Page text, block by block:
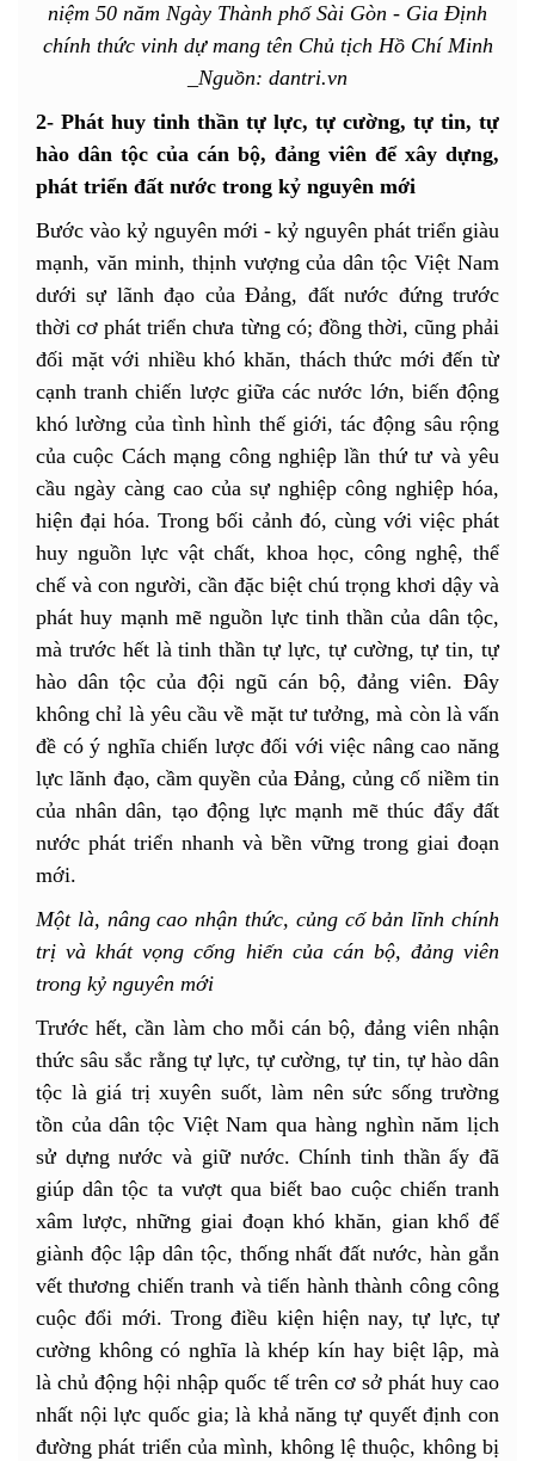
niệm 50 năm Ngày Thành phố Sài Gòn - Gia Định
chính thức vinh dự mang tên Chủ tịch Hồ Chí Minh
_Nguồn: dantri.vn
2- Phát huy tinh thần tự lực, tự cường, tự tin, tự
hào dân tộc của cán bộ, đảng viên để xây dựng,
phát triển đất nước trong kỷ nguyên mới
Bước vào kỷ nguyên mới - kỷ nguyên phát triển giàu
mạnh, văn minh, thịnh vượng của dân tộc Việt Nam
dưới sự lãnh đạo của Đảng, đất nước đứng trước
thời cơ phát triển chưa từng có; đồng thời, cũng phải
đối mặt với nhiều khó khăn, thách thức mới đến từ
cạnh tranh chiến lược giữa các nước lớn, biến động
khó lường của tình hình thế giới, tác động sâu rộng
của cuộc Cách mạng công nghiệp lần thứ tư và yêu
cầu ngày càng cao của sự nghiệp công nghiệp hóa,
hiện đại hóa. Trong bối cảnh đó, cùng với việc phát
huy nguồn lực vật chất, khoa học, công nghệ, thể
chế và con người, cần đặc biệt chú trọng khơi dậy và
phát huy mạnh mẽ nguồn lực tinh thần của dân tộc,
mà trước hết là tinh thần tự lực, tự cường, tự tin, tự
hào dân tộc của đội ngũ cán bộ, đảng viên. Đây
không chỉ là yêu cầu về mặt tư tưởng, mà còn là vấn
đề có ý nghĩa chiến lược đối với việc nâng cao năng
lực lãnh đạo, cầm quyền của Đảng, củng cố niềm tin
của nhân dân, tạo động lực mạnh mẽ thúc đẩy đất
nước phát triển nhanh và bền vững trong giai đoạn
mới.
Một là, nâng cao nhận thức, củng cố bản lĩnh chính
trị và khát vọng cống hiến của cán bộ, đảng viên
trong kỷ nguyên mới
Trước hết, cần làm cho mỗi cán bộ, đảng viên nhận
thức sâu sắc rằng tự lực, tự cường, tự tin, tự hào dân
tộc là giá trị xuyên suốt, làm nên sức sống trường
tồn của dân tộc Việt Nam qua hàng nghìn năm lịch
sử dựng nước và giữ nước. Chính tinh thần ấy đã
giúp dân tộc ta vượt qua biết bao cuộc chiến tranh
xâm lược, những giai đoạn khó khăn, gian khổ để
giành độc lập dân tộc, thống nhất đất nước, hàn gắn
vết thương chiến tranh và tiến hành thành công công
cuộc đổi mới. Trong điều kiện hiện nay, tự lực, tự
cường không có nghĩa là khép kín hay biệt lập, mà
là chủ động hội nhập quốc tế trên cơ sở phát huy cao
nhất nội lực quốc gia; là khả năng tự quyết định con
đường phát triển của mình, không lệ thuộc, không bị